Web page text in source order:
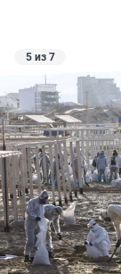
5 из 7